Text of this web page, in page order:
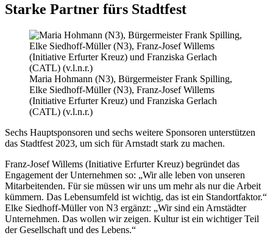
Starke Partner fürs Stadtfest
Maria Hohmann (N3), Bürgermeister Frank Spilling,
Elke Siedhoff-Müller (N3), Franz-Josef Willems
(Initiative Erfurter Kreuz) und Franziska Gerlach
(CATL) (v.l.n.r.)
Sechs Hauptsponsoren und sechs weitere Sponsoren unterstützen
das Stadtfest 2023, um sich für Arnstadt stark zu machen.
Franz-Josef Willems (Initiative Erfurter Kreuz) begründet das
Engagement der Unternehmen so: „Wir alle leben von unseren
Mitarbeitenden. Für sie müssen wir uns um mehr als nur die Arbeit
kümmern. Das Lebensumfeld ist wichtig, das ist ein Standortfaktor.“
Elke Siedhoff-Müller von N3 ergänzt: „Wir sind ein Arnstädter
Unternehmen. Das wollen wir zeigen. Kultur ist ein wichtiger Teil
der Gesellschaft und des Lebens.“